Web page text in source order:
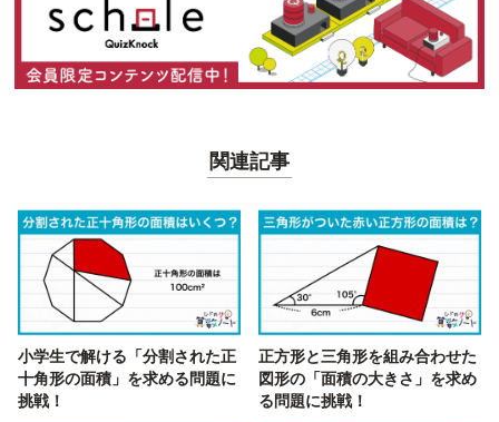
関連記事
小学生で解ける「分割された正
十角形の面積」を求める問題に
挑戦！
正方形と三角形を組み合わせた
図形の「面積の大きさ」を求め
る問題に挑戦！